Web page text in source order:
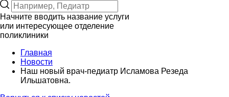
Начните вводить название услуги
или интересующее отделение
поликлиники
Главная
Новости
Наш новый врач-педиатр Исламова Резеда
Ильшатовна.